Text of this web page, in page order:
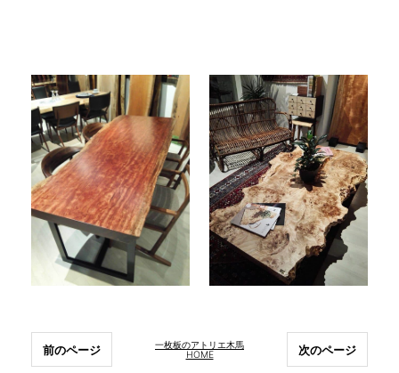
一枚板のアトリエ木馬
HOME
前のページ 次のページ